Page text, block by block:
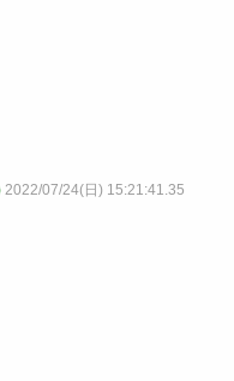
2022/07/24(日) 15:21:41.35